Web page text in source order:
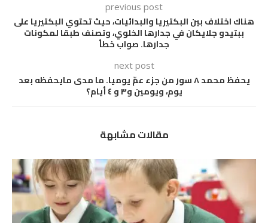
previous post
هناك اختلاف بين البكتيريا والبدائيات، حيث تحتوي البكتيريا على
ببتيدو جلايكان في جدارها الخلوي، وتصنف طبقا لمكونات
جدارها. صواب خطأ
next post
يحفظ محمد ٨ سور من جزء عمّ يوميا. ما مدى مايحفظه بعد
يوم، ويومين و٣ و ٤ أيام؟
مقالات مشابهة